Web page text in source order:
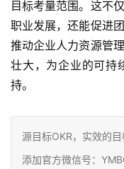
目标考量范围。这不
职业发展，还能促进
推动企业人力资源管
壮大，为企业的可持
持。
源目标OKR，实效的
添加官方微信号：